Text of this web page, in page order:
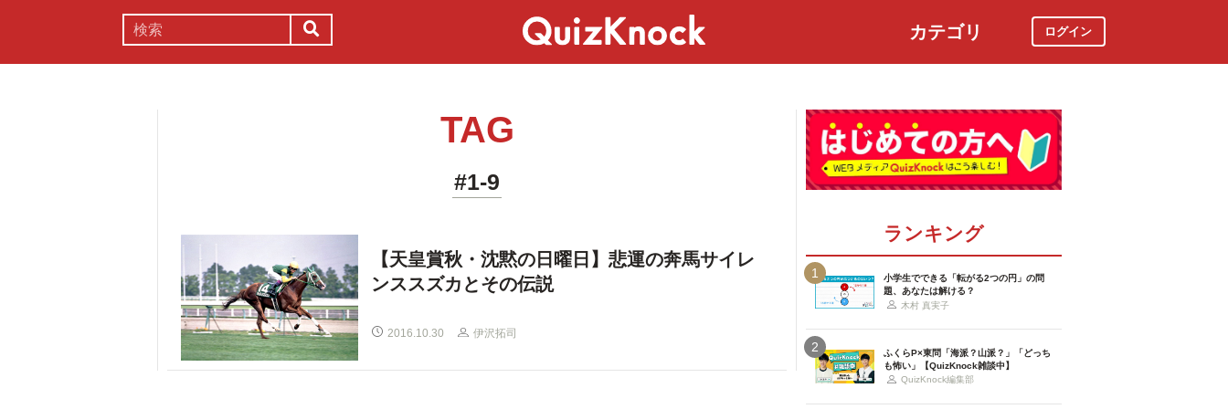
カテゴリ ログイン
TAG
#1-9
【天皇賞秋・沈黙の日曜日】悲運の奔馬サイレ
ンススズカとその伝説
2016.10.30 伊沢拓司
ランキング
1
小学生でできる「転がる2つの円」の問
題、あなたは解ける？
木村 真実子
2
ふくらP×東問「海派？山派？」「どっち
も怖い」【QuizKnock雑談中】
QuizKnock編集部